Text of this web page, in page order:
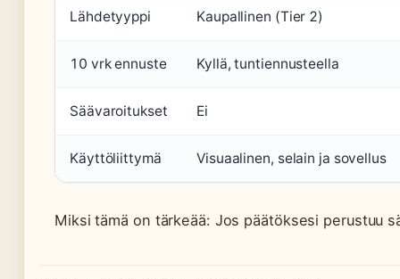
Lähdetyyppi Kaupallinen (Tier 2)
10 vrk ennuste Kyllä, tuntiennusteella
Säävaroitukset Ei
Käyttöliittymä Visuaalinen, selain ja sovellus
Miksi tämä on tärkeää: Jos päätöksesi perustuu